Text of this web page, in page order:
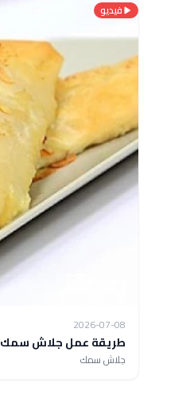
فيديو
2026-07-08
طريقة عمل جلاش سمك
جلاش سمك